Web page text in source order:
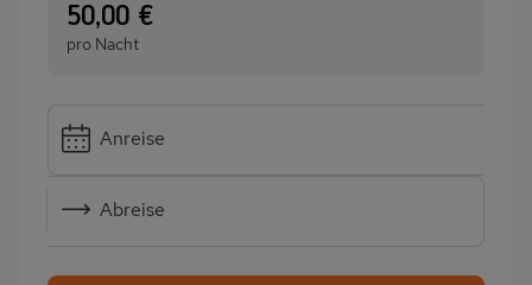
:50,00 €
pro Nacht
Anreise
Abreise